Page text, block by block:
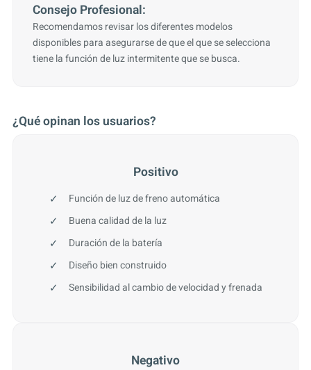
Consejo Profesional:
Recomendamos revisar los diferentes modelos
disponibles para asegurarse de que el que se selecciona
tiene la función de luz intermitente que se busca.
¿Qué opinan los usuarios?
Positivo
Función de luz de freno automática
Buena calidad de la luz
Duración de la batería
Diseño bien construido
Sensibilidad al cambio de velocidad y frenada
Negativo